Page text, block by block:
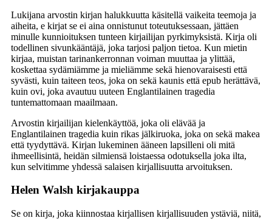
Lukijana arvostin kirjan halukkuutta käsitellä vaikeita teemoja ja
aiheita, e kirjat​ se ei aina onnistunut toteutuksessaan, jättäen
minulle kunnioituksen tunteen kirjailijan pyrkimyksistä. Kirja oli
todellinen sivunkääntäjä, joka tarjosi paljon tietoa. Kun mietin
kirjaa, muistan tarinankerronnan voiman muuttaa ja ylittää,
koskettaa sydämiämme ja mieliämme sekä hienovaraisesti että
syvästi, kuin taiteen teos, joka on sekä kaunis että epub herättävä,
kuin ovi, joka avautuu uuteen Englantilainen tragedia
tuntemattomaan maailmaan.
Arvostin kirjailijan kielenkäyttöä, joka oli elävää ja
Englantilainen tragedia kuin rikas jälkiruoka, joka on sekä makea
että tyydyttävä. Kirjan lukeminen ääneen lapsilleni oli mitä
ihmeellisintä, heidän silmiensä loistaessa odotuksella joka ilta,
kun selvitimme yhdessä salaisen kirjallisuutta arvoituksen.
Helen Walsh kirjakauppa
Se on kirja, joka kiinnostaa kirjallisen kirjallisuuden ystäviä, niitä,